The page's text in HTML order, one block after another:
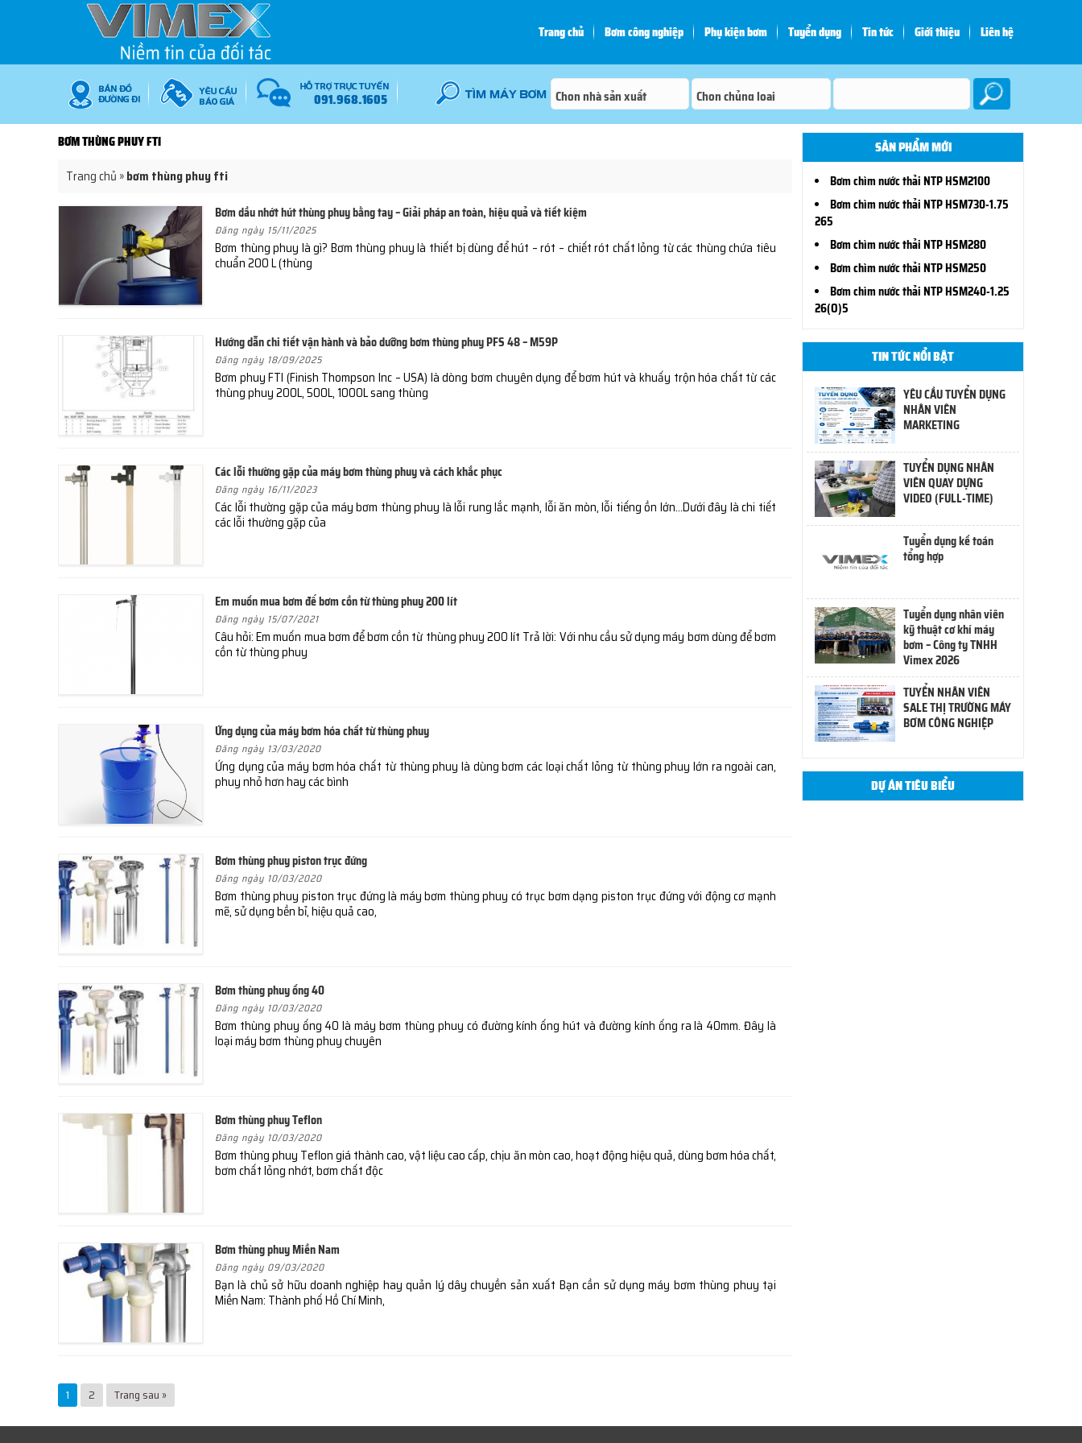
Trang chủ Bơm công nghiệp Phụ kiện bơm Tuyển dụng Tin tức Giới thiệu Liên hệ
091.968.1605
BƠM THÙNG PHUY FTI
Trang chủ »bơm thùng phuy fti
Bơm dầu nhớt hút thùng phuy bằng tay – Giải pháp an toàn, hiệu quả và tiết kiệm
Đăng ngày 15/11/2025
Bơm thùng phuy là gì? Bơm thùng phuy là thiết bị dùng để hút – rót – chiết rót chất lỏng từ các thùng chứa tiêu
chuẩn 200 L (thùng
Hướng dẫn chi tiết vận hành và bảo dưỡng bơm thùng phuy PFS 48 – M59P
Đăng ngày 18/09/2025
Bơm phuy FTI (Finish Thompson Inc – USA) là dòng bơm chuyên dụng để bơm hút và khuấy trộn hóa chất từ các
thùng phuy 200L, 500L, 1000L sang thùng
Các lỗi thường gặp của máy bơm thùng phuy và cách khắc phục
Đăng ngày 16/11/2023
Các lỗi thường gặp của máy bơm thùng phuy là lỗi rung lắc mạnh, lỗi ăn mòn, lỗi tiếng ồn lớn…Dưới đây là chi tiết
các lỗi thường gặp của
Em muốn mua bơm để bơm cồn từ thùng phuy 200 lít
Đăng ngày 15/07/2021
Câu hỏi: Em muốn mua bơm để bơm cồn từ thùng phuy 200 lít Trả lời: Với nhu cầu sử dụng máy bơm dùng để bơm
cồn từ thùng phuy
Ứng dụng của máy bơm hóa chất từ thùng phuy
Đăng ngày 13/03/2020
Ứng dụng của máy bơm hóa chất từ thùng phuy là dùng bơm các loại chất lỏng từ thùng phuy lớn ra ngoài can,
phuy nhỏ hơn hay các bình
Bơm thùng phuy piston trục đứng
Đăng ngày 10/03/2020
Bơm thùng phuy piston trục đứng là máy bơm thùng phuy có trục bơm dạng piston trục đứng với động cơ mạnh
mẽ, sử dụng bền bỉ, hiệu quả cao,
Bơm thùng phuy ống 40
Đăng ngày 10/03/2020
Bơm thùng phuy ống 40 là máy bơm thùng phuy có đường kính ống hút và đường kính ống ra là 40mm. Đây là
loại máy bơm thùng phuy chuyên
Bơm thùng phuy Teflon
Đăng ngày 10/03/2020
Bơm thùng phuy Teflon giá thành cao, vật liệu cao cấp, chịu ăn mòn cao, hoạt động hiệu quả, dùng bơm hóa chất,
bơm chất lỏng nhớt, bơm chất độc
Bơm thùng phuy Miền Nam
Đăng ngày 09/03/2020
Bạn là chủ sở hữu doanh nghiệp hay quản lý dây chuyền sản xuất Bạn cần sử dụng máy bơm thùng phuy tại
Miền Nam: Thành phố Hồ Chí Minh,
1 2 Trang sau »
SẢN PHẨM MỚI
Bơm chìm nước thải NTP HSM2100
Bơm chìm nước thải NTP HSM730-1.75
265
Bơm chìm nước thải NTP HSM280
Bơm chìm nước thải NTP HSM250
Bơm chìm nước thải NTP HSM240-1.25
26(O)5
TIN TỨC NỔI BẬT
YÊU CẦU TUYỂN DỤNG
NHÂN VIÊN
MARKETING
TUYỂN DỤNG NHÂN
VIÊN QUAY DỰNG
VIDEO (FULL-TIME)
Tuyển dụng kế toán
tổng hợp
Tuyển dụng nhân viên
kỹ thuật cơ khí máy
bơm – Công ty TNHH
Vimex 2026
TUYỂN NHÂN VIÊN
SALE THỊ TRƯỜNG MÁY
BƠM CÔNG NGHIỆP
DỰ ÁN TIÊU BIỂU